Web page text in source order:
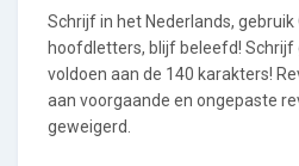
Schrijf in het Nederlands, gebruik
hoofdletters, blijf beleefd! Schrijf
voldoen aan de 140 karakters!
aan voorgaande en ongepaste
geweigerd.